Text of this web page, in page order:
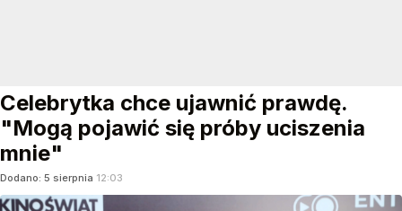
Celebrytka chce ujawnić prawdę.
"Mogą pojawić się próby uciszenia
mnie"
Dodano: 5 sierpnia 12:03